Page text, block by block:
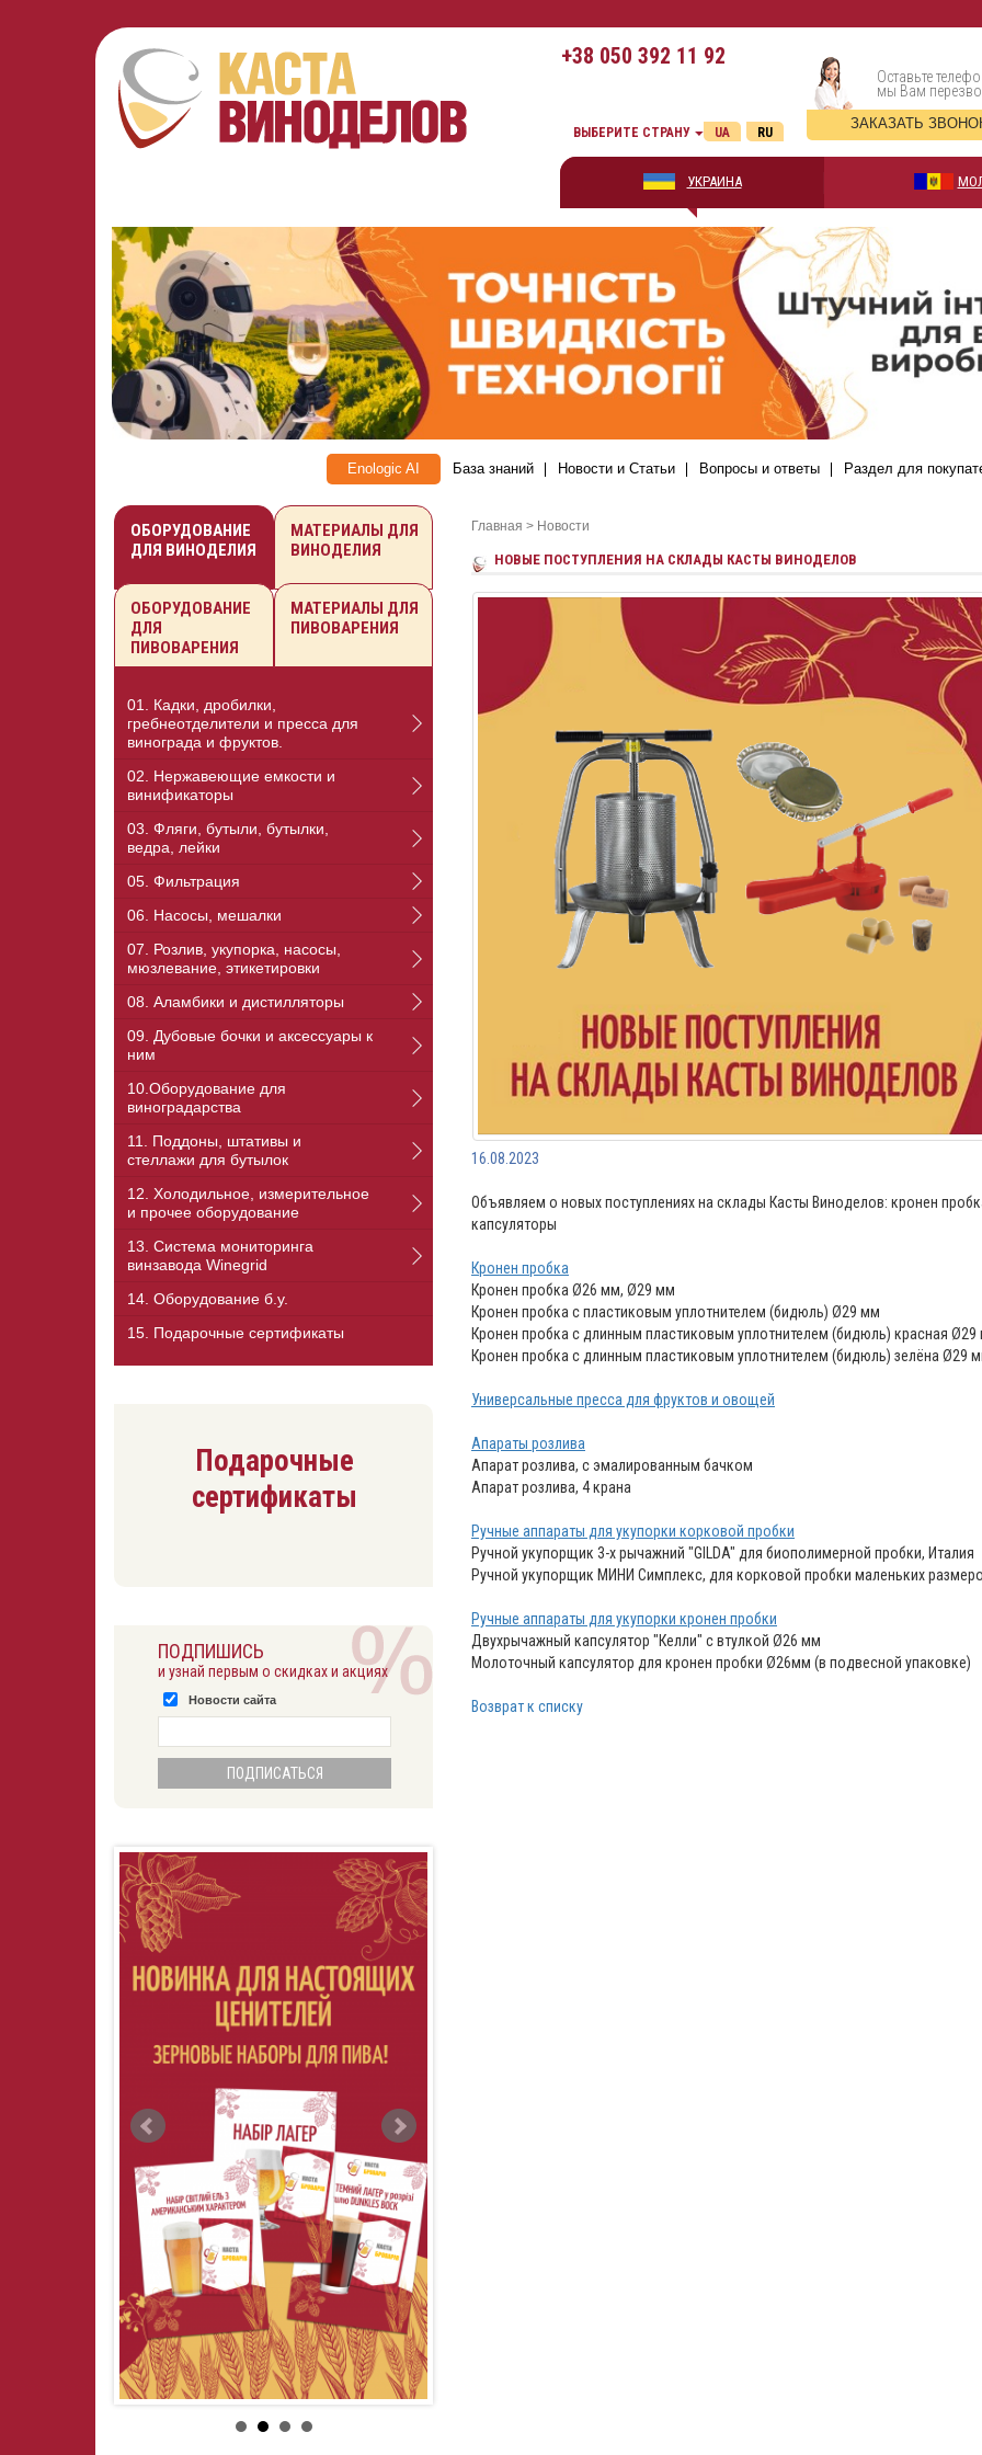
+38 050 392 11 92
Оставьте
мы Вам
ЗАКАЗАТЬ
ВЫБЕРИТЕ СТРАНУ RU
UA
УКРАИНА
Enologic AI База знаний Новости и Статьи Вопросы и ответы Раздел для
Главная > Новости
НОВЫЕ ПОСТУПЛЕНИЯ НА СКЛАДЫ КАСТЫ ВИНОДЕЛОВ
16.08.2023
Объявляем о новых поступлениях на склады Касты Виноделов: кронен
капсуляторы
Кронен пробка
Кронен пробка Ø26 мм, Ø29 мм
Кронен пробка с пластиковым уплотнителем (бидюль) Ø29 мм
Кронен пробка с длинным пластиковым уплотнителем (бидюль) красная
Кронен пробка с длинным пластиковым уплотнителем (бидюль) зелёна Ø29
Универсальные пресса для фруктов и овощей
Апараты розлива
Апарат розлива, с эмалированным бачком
Апарат розлива, 4 крана
Ручные аппараты для укупорки корковой пробки
Ручной укупорщик 3-х рычажний "GILDA" для биополимерной пробки, Италия
Ручной укупорщик МИНИ Симплекс, для корковой пробки маленьких
Ручные аппараты для укупорки кронен пробки
Двухрычажный капсулятор "Келли" с втулкой Ø26 мм
Молоточный капсулятор для кронен пробки Ø26мм (в подвесной упаковке)
Возврат к списку
ОБОРУДОВАНИЕ
ДЛЯ ВИНОДЕЛИЯ
МАТЕРИАЛЫ ДЛЯ
ВИНОДЕЛИЯ
ОБОРУДОВАНИЕ
ДЛЯ
ПИВОВАРЕНИЯ
МАТЕРИАЛЫ ДЛЯ
ПИВОВАРЕНИЯ
01. Кадки, дробилки,
гребнеотделители и пресса для
винограда и фруктов.
02. Нержавеющие емкости и
винификаторы
03. Фляги, бутыли, бутылки,
ведра, лейки
05. Фильтрация
06. Насосы, мешалки
07. Розлив, укупорка, насосы,
мюзлевание, этикетировки
08. Аламбики и дистилляторы
09. Дубовые бочки и аксессуары к
ним
10.Оборудование для
виноградарства
11. Поддоны, штативы и
стеллажи для бутылок
12. Холодильное, измерительное
и прочее оборудование
13. Cистема мониторинга
винзавода Winegrid
14. Оборудование б.у.
15. Подарочные сертификаты
Подарочные
сертификаты
ПОДПИШИСЬ
и узнай первым о скидках и акциях
Новости сайта